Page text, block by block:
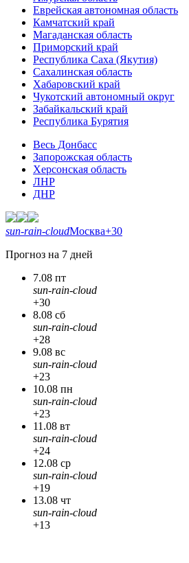
Еврейская автономная область
Камчатский край
Магаданская область
Приморский край
Республика Саха (Якутия)
Сахалинская область
Хабаровский край
Чукотский автономный округ
Забайкальский край
Республика Бурятия
Весь Донбасс
Запорожская область
Херсонская область
ЛНР
ДНР
sun-rain-cloudМосква+30
Прогноз на 7 дней
7.08 пт
sun-rain-cloud
+30
8.08 сб
sun-rain-cloud
+28
9.08 вс
sun-rain-cloud
+23
10.08 пн
sun-rain-cloud
+23
11.08 вт
sun-rain-cloud
+24
12.08 ср
sun-rain-cloud
+19
13.08 чт
sun-rain-cloud
+13